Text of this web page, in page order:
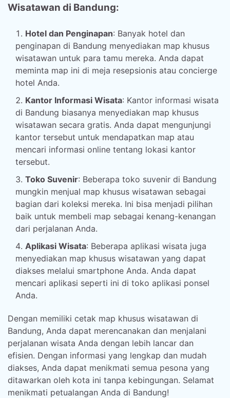
Wisatawan di Bandung:
Hotel dan Penginapan: Banyak hotel dan
penginapan di Bandung menyediakan map khusus
wisatawan untuk para tamu mereka. Anda dapat
meminta map ini di meja resepsionis atau concierge
hotel Anda.
Kantor Informasi Wisata: Kantor informasi wisata
di Bandung biasanya menyediakan map khusus
wisatawan secara gratis. Anda dapat mengunjungi
kantor tersebut untuk mendapatkan map atau
mencari informasi online tentang lokasi kantor
tersebut.
Toko Suvenir: Beberapa toko suvenir di Bandung
mungkin menjual map khusus wisatawan sebagai
bagian dari koleksi mereka. Ini bisa menjadi pilihan
baik untuk membeli map sebagai kenang-kenangan
dari perjalanan Anda.
Aplikasi Wisata: Beberapa aplikasi wisata juga
menyediakan map khusus wisatawan yang dapat
diakses melalui smartphone Anda. Anda dapat
mencari aplikasi seperti ini di toko aplikasi ponsel
Anda.
Dengan memiliki cetak map khusus wisatawan di
Bandung, Anda dapat merencanakan dan menjalani
perjalanan wisata Anda dengan lebih lancar dan
efisien. Dengan informasi yang lengkap dan mudah
diakses, Anda dapat menikmati semua pesona yang
ditawarkan oleh kota ini tanpa kebingungan. Selamat
menikmati petualangan Anda di Bandung!